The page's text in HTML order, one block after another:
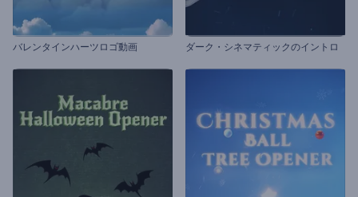
バレンタインハーツロゴ動画 ダーク・シネマティックのイントロ